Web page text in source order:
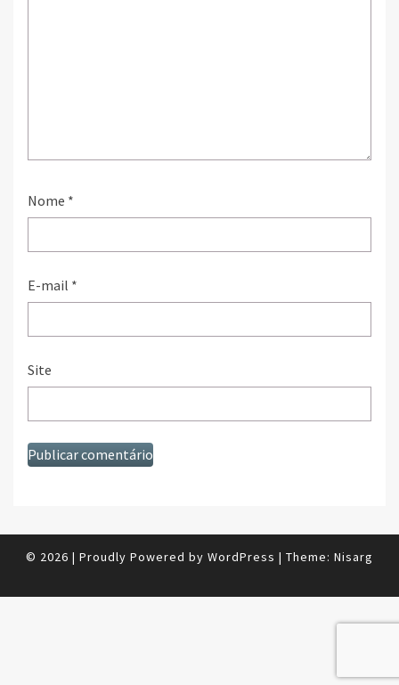
Nome *
E-mail *
Site
© 2026 | Proudly Powered by WordPress | Theme: Nisarg